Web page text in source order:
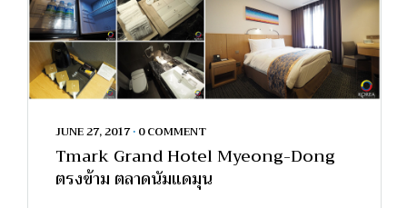
JUNE 27, 2017 • 0 COMMENT
Tmark Grand Hotel Myeong-Dong
ตรงข้าม ตลาดนัมแดมุน